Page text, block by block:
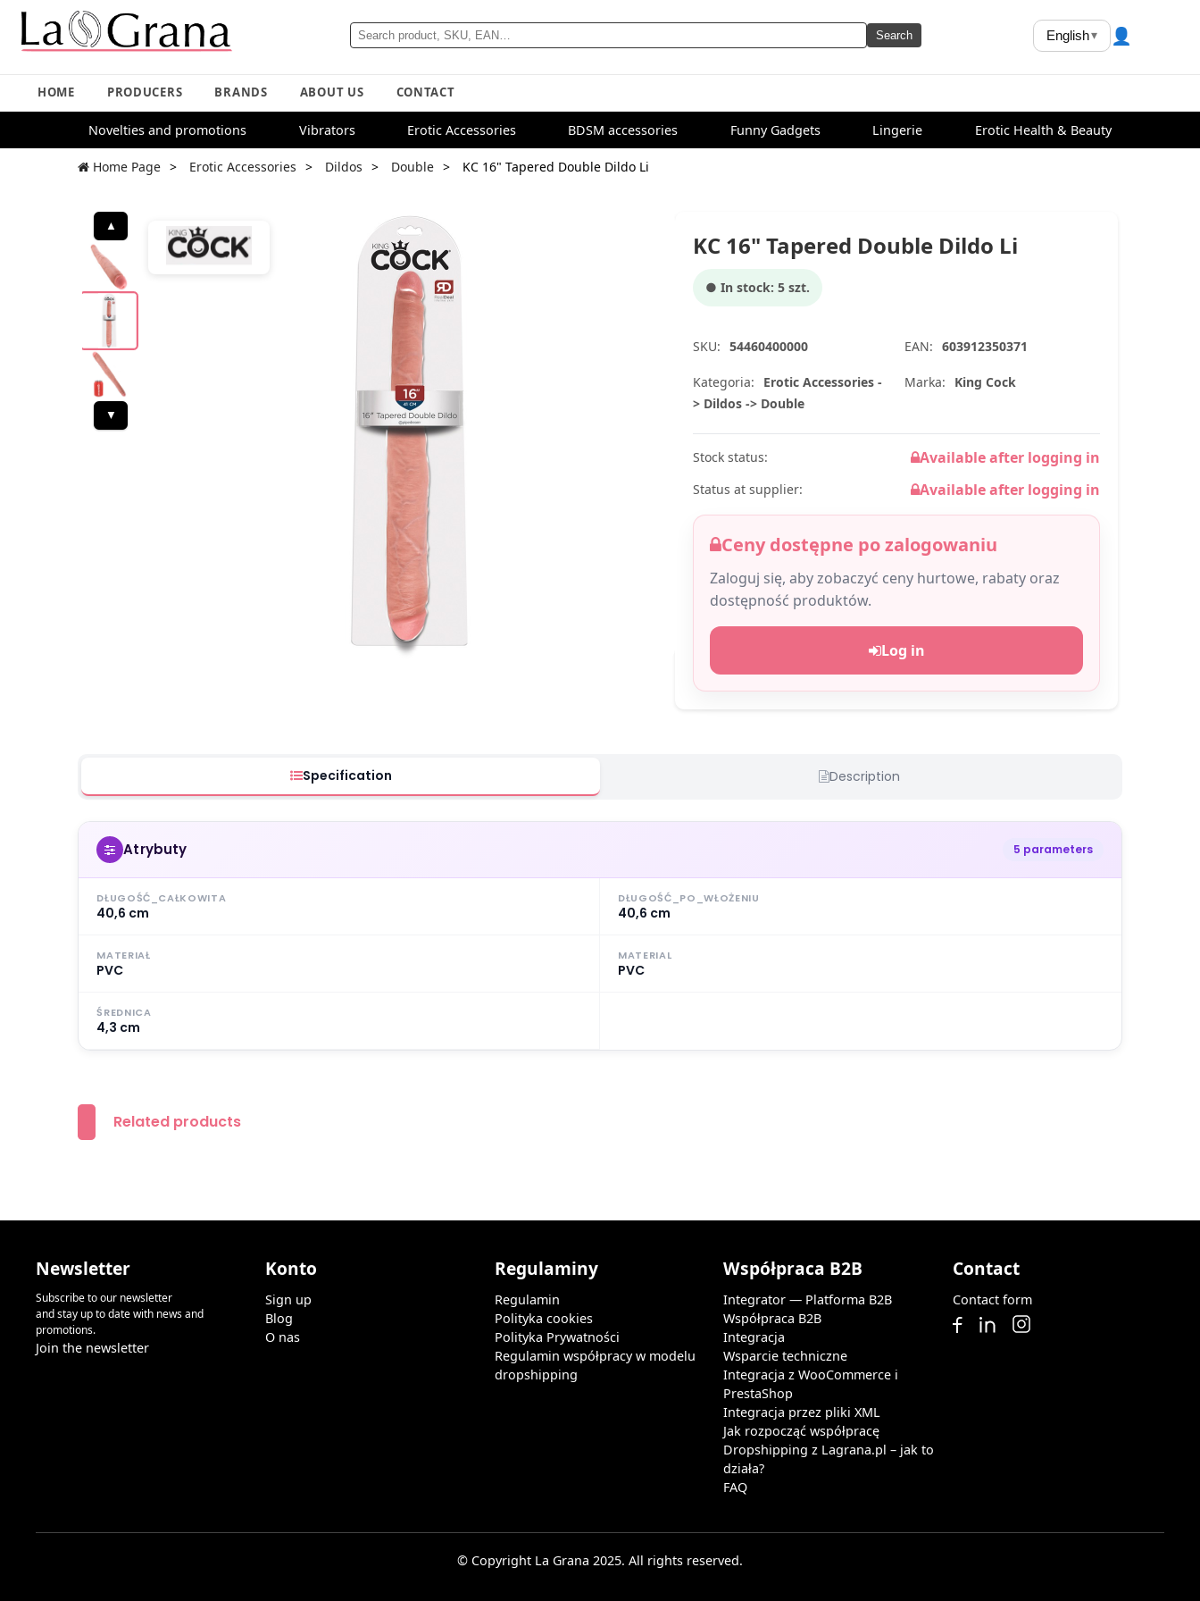
Search English▾ 👤
HOME PRODUCERS BRANDS ABOUT US CONTACT
Novelties and promotions Vibrators Erotic Accessories BDSM accessories Funny Gadgets Lingerie Erotic Health & Beauty
Home Page Erotic Accessories Dildos Double KC 16" Tapered Double Dildo Li
▲
▼
KC 16" Tapered Double Dildo Li
● In stock: 5 szt.
SKU: 54460400000 EAN: 603912350371
Kategoria:
Erotic Accessories -
> Dildos -> Double
Marka: King Cock
Stock status: Available after logging in
Status at supplier: Available after logging in
Ceny dostępne po zalogowaniu
Zaloguj się, aby zobaczyć ceny hurtowe, rabaty oraz
dostępność produktów.
Log in
Specification Description
Atrybuty 5 parameters
DŁUGOŚĆ_CAŁKOWITA
40,6 cm
DŁUGOŚĆ_PO_WŁOŻENIU
40,6 cm
MATERIAŁ
PVC
MATERIAL
PVC
ŚREDNICA
4,3 cm
Related products
Newsletter
Subscribe to our newsletter
and stay up to date with news and
promotions.
Join the newsletter
Konto
Sign up
Blog
O nas
Regulaminy
Regulamin
Polityka cookies
Polityka Prywatności
Regulamin współpracy w modelu
dropshipping
Współpraca B2B
Integrator — Platforma B2B
Współpraca B2B
Integracja
Wsparcie techniczne
Integracja z WooCommerce i
PrestaShop
Integracja przez pliki XML
Jak rozpocząć współpracę
Dropshipping z Lagrana.pl – jak to
działa?
FAQ
Contact
Contact form
© Copyright La Grana 2025. All rights reserved.